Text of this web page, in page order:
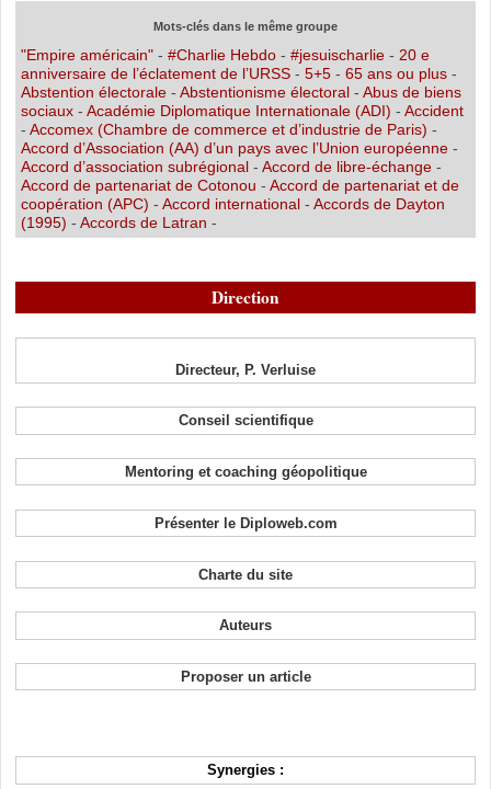
Mots-clés dans le même groupe
"Empire américain"- #Charlie Hebdo- #jesuischarlie- 20 e
anniversaire de l’éclatement de l’URSS- 5+5- 65 ans ou plus-
Abstention électorale- Abstentionisme électoral- Abus de biens
sociaux- Académie Diplomatique Internationale (ADI) - Accident
- Accomex (Chambre de commerce et d’industrie de Paris) -
Accord d’Association (AA) d’un pays avec l’Union européenne-
Accord d’association subrégional- Accord de libre-échange-
Accord de partenariat de Cotonou - Accord de partenariat et de
coopération (APC) - Accord international- Accords de Dayton
(1995) - Accords de Latran -
Direction
Directeur, P. Verluise
Conseil scientifique
Mentoring et coaching géopolitique
Présenter le Diploweb.com
Charte du site
Auteurs
Proposer un article
Synergies :